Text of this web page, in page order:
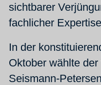
sichtbarer
fachlicher
In der
Oktober wählte
Seismann-